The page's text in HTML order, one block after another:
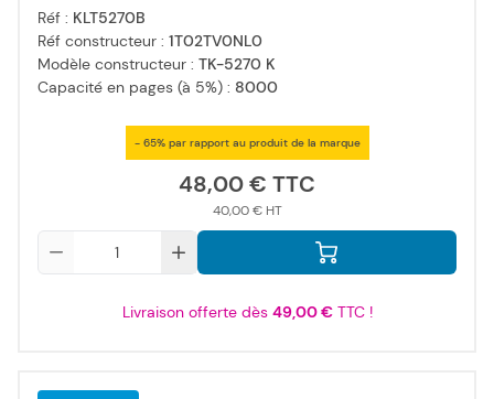
Réf : KLT5270B
Réf constructeur : 1T02TV0NL0
Modèle constructeur : TK-5270 K
Capacité en pages (à 5%) : 8000
- 65% par rapport au produit de la marque
48,00 €
40,00 €
Livraison offerte dès 49,00 €TTC !